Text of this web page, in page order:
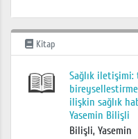
Kitap
Sağlık
ilişkin sağlık
Yasemin Bilişli
Bilişli, Yasemin